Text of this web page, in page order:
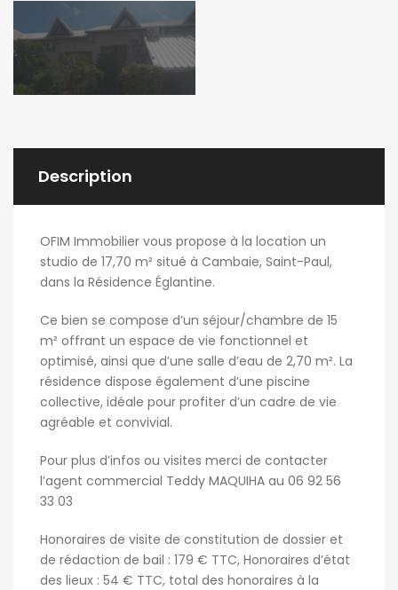
Description
OFIM Immobilier vous propose à la location un
studio de 17,70 m² situé à Cambaie, Saint-Paul,
dans la Résidence Églantine.
Ce bien se compose d’un séjour/chambre de 15
m² offrant un espace de vie fonctionnel et
optimisé, ainsi que d’une salle d’eau de 2,70 m². La
résidence dispose également d’une piscine
collective, idéale pour profiter d’un cadre de vie
agréable et convivial.
Pour plus d’infos ou visites merci de contacter
l’agent commercial Teddy MAQUIHA au 06 92 56
33 03
Honoraires de visite de constitution de dossier et
de rédaction de bail : 179 € TTC, Honoraires d’état
des lieux : 54 € TTC, total des honoraires à la